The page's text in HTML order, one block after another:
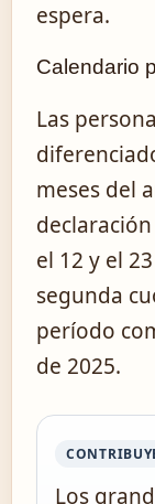
espera.
Calendario
Las
meses del
el 12 y el
segunda
período
de 2025.
Los